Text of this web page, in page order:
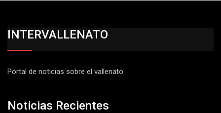
INTERVALLENATO
Portal de noticias sobre el vallenato
Noticias Recientes